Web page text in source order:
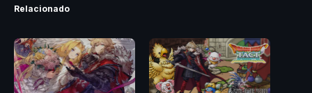
Relacionado